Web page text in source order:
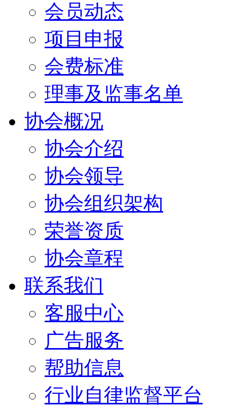
会员动态
项目申报
会费标准
理事及监事名单
协会概况
协会介绍
协会领导
协会组织架构
荣誉资质
协会章程
联系我们
客服中心
广告服务
帮助信息
行业自律监督平台